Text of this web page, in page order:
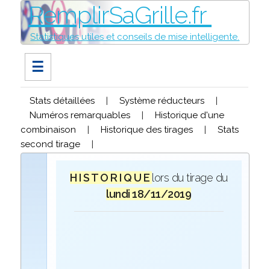
RemplirSaGrille.fr
Statistiques utiles et conseils de mise intelligente.
☰
Stats détaillées | Système réducteurs
|
Numéros remarquables
|
Historique d'une
combinaison
| Historique des tirages |
Stats
second tirage
|
H I S T O R I Q U E lors du tirage du
lundi 18/11/2019